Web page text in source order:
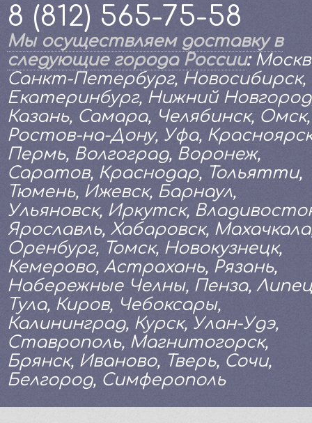
8 (812) 565-75-58
Мы осуществляем доставку в
следующие города России:
Санкт-Петербург, Новосибирск,
Екатеринбург, Нижний
Казань, Самара, Челябинск, Омск,
Ростов-на-Дону, Уфа,
Пермь, Волгоград, Воронеж,
Саратов, Краснодар, Тольятти,
Тюмень, Ижевск, Барнаул,
Ульяновск, Иркутск,
Ярославль, Хабаровск,
Оренбург, Томск, Новокузнецк,
Кемерово, Астрахань, Рязань,
Набережные Челны, Пенза,
Тула, Киров, Чебоксары,
Калининград, Курск, Улан-Удэ,
Ставрополь, Магнитогорск,
Брянск, Иваново, Тверь, Сочи,
Белгород, Симферополь